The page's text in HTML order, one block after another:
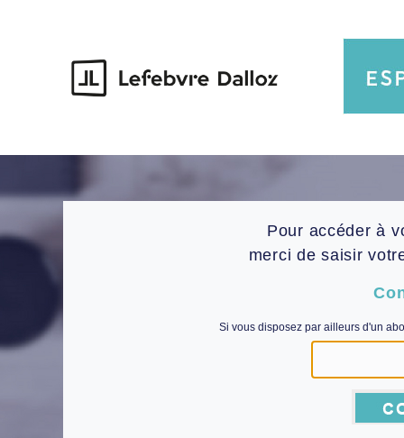
Pour accéder à
merci de saisir
Si vous disposez par ailleurs d'un